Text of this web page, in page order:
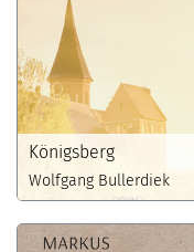
Königsberg
Wolfgang Bullerdiek